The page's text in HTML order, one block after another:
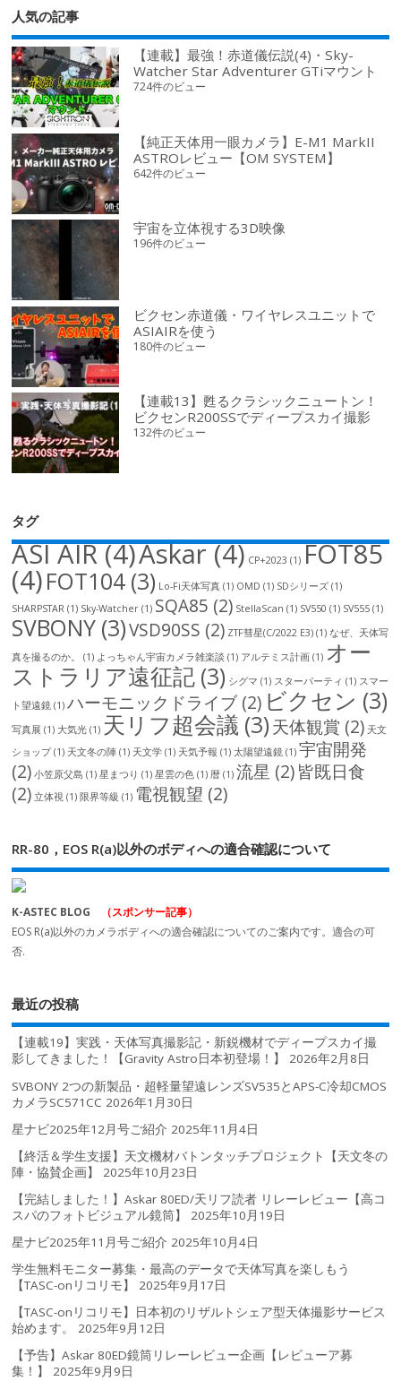
人気の記事
【連載】最強！赤道儀伝説(4)・Sky-
Watcher Star Adventurer GTiマウント
724件のビュー
【純正天体用一眼カメラ】E-M1 MarkII
ASTROレビュー【OM SYSTEM】
642件のビュー
宇宙を立体視する3D映像
196件のビュー
ビクセン赤道儀・ワイヤレスユニットで
ASIAIRを使う
180件のビュー
【連載13】甦るクラシックニュートン！
ビクセンR200SSでディープスカイ撮影
132件のビュー
タグ
ASI AIR(4)Askar(4) CP+2023 (1) FOT85
(4)FOT104 (3) Lo-Fi天体写真 (1) OMD (1) SDシリーズ (1)
SHARPSTAR (1) Sky-Watcher (1) SQA85 (2) StellaScan (1) SV550 (1) SV555 (1)
SVBONY (3)VSD90SS (2) ZTF彗星(C/2022 E3) (1) なぜ、天体写
真を撮るのか。
(1) よっちゃん宇宙カメラ雑楽談 (1) アルテミス計画 (1) オー
ストラリア遠征記 (3) シグマ (1) スターパーティ (1) スマー
ト望遠鏡 (1) ハーモニックドライブ (2) ビクセン (3)
写真展 (1) 大気光 (1) 天リフ超会議 (3)天体観賞 (2) 天文
ショップ(1) 天文冬の陣 (1) 天文学 (1) 天気予報 (1) 太陽望遠鏡 (1) 宇宙開発
(2) 小笠原父島 (1) 星まつり (1) 星雲の色 (1) 暦 (1) 流星 (2)皆既日食
(2) 立体視 (1) 限界等級 (1) 電視観望 (2)
RR-80，EOS R(a)以外のボディへの適合確認について
K-ASTEC BLOG
（スポンサー記事）
EOS R(a)以外のカメラボディへの適合確認についてのご案内です。適合の可
否.
最近の投稿
【連載19】実践・天体写真撮影記・新鋭機材でディープスカイ撮
影してきました！【Gravity Astro日本初登場！】
2026年2月8日
SVBONY 2つの新製品・超軽量望遠レンズSV535とAPS-C冷却CMOS
カメラSC571CC 2026年1月30日
星ナビ2025年12月号ご紹介 2025年11月4日
【終活＆学生支援】天文機材バトンタッチプロジェクト【天文冬の
陣・協賛企画】
2025年10月23日
【完結しました！】Askar 80ED/天リフ読者 リレーレビュー【高コ
スパのフォトビジュアル鏡筒】
2025年10月19日
星ナビ2025年11月号ご紹介 2025年10月4日
学生無料モニター募集・最高のデータで天体写真を楽しもう
【TASC-onリコリモ】
2025年9月17日
【TASC-onリコリモ】日本初のリザルトシェア型天体撮影サービス
始めます。
2025年9月12日
【予告】Askar 80ED鏡筒リレーレビュー企画【レビューア募
集！】
2025年9月9日